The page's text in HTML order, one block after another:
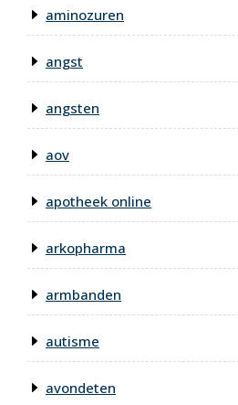
aminozuren
angst
angsten
aov
apotheek online
arkopharma
armbanden
autisme
avondeten